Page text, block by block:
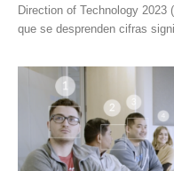
Direction of Technology 2023
que se desprenden cifras